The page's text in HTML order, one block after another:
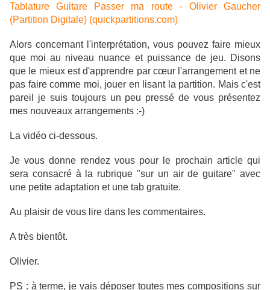
Tablature Guitare Passer ma route - Olivier Gaucher
(Partition Digitale) (quickpartitions.com)
Alors concernant l'interprétation, vous pouvez faire mieux
que moi au niveau nuance et puissance de jeu. Disons
que le mieux est d'apprendre par cœur l'arrangement et ne
pas faire comme moi, jouer en lisant la partition. Mais c'est
pareil je suis toujours un peu pressé de vous présentez
mes nouveaux arrangements :-)
La vidéo ci-dessous.
Je vous donne rendez vous pour le prochain article qui
sera consacré à la rubrique "sur un air de guitare" avec
une petite adaptation et une tab gratuite.
Au plaisir de vous lire dans les commentaires.
A très bientôt.
Olivier.
PS : à terme, je vais déposer toutes mes compositions sur